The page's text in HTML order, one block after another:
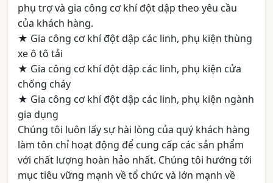
phụ trợ và gia công cơ khí đột dập theo yêu cầu
của khách hàng.
★ Gia công cơ khí đột dập các linh, phụ kiện thùng
xe ô tô tải
★ Gia công cơ khí đột dập các linh, phụ kiện cửa
chống cháy
★ Gia công cơ khí đột dập các linh, phụ kiện ngành
gia dụng
Chúng tôi luôn lấy sự hài lòng của quý khách hàng
làm tôn chỉ hoạt động để cung cấp các sản phẩm
với chất lượng hoàn hảo nhất. Chúng tôi hướng tới
mục tiêu vững mạnh về tổ chức và lớn mạnh về